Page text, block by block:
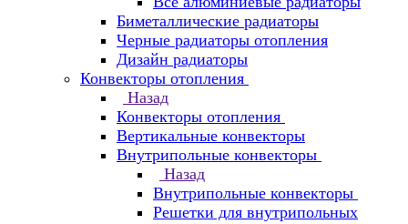
Биметаллические радиаторы
Черные радиаторы отопления
Дизайн радиаторы
Конвекторы отопления
Назад
Конвекторы отопления
Вертикальные конвекторы
Внутрипольные конвекторы
Назад
Внутрипольные конвекторы
Решетки для внутрипольных